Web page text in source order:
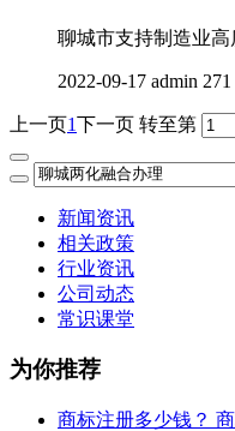
聊城市支持制造业
2022-09-17 admin 271
上一页1下一页 转至第
新闻资讯
相关政策
行业资讯
公司动态
常识课堂
为你推荐
商标注册多少钱？